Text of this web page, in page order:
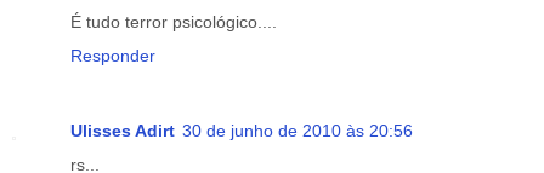
É tudo terror psicológico....
Responder
Ulisses Adirt 30 de junho de 2010 às 20:56
rs...